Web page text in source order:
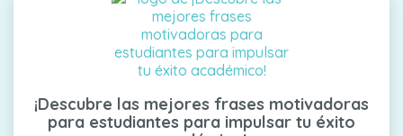
¡Descubre las mejores frases motivadoras
para estudiantes para impulsar tu éxito